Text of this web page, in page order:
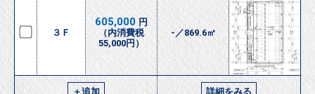
３Ｆ
605,000 円
（内消費税
55,000円）
-／869.6㎡
＋追加 詳細をみる